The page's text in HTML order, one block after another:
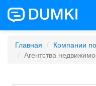
Главная Компании
Агентства